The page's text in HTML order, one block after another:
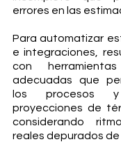
errores en las
Para automatizar
e integraciones,
con
adecuadas que
los procesos
proyecciones de
considerando
reales depurados de